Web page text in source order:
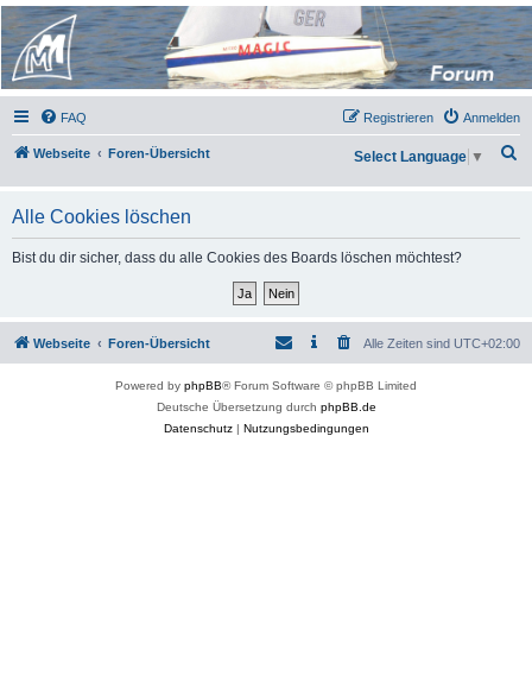
Micro Magic Forum
Deutschland
FAQ Anmelden
Registrieren
Webseite Foren-Übersicht
h
Select Language ▼
Alle Cookies löschen
Bist du dir sicher, dass du alle Cookies des Boards löschen möchtest?
Webseite Foren-Übersicht Alle Zeiten sind UTC+02:00
Powered by phpBB® Forum Software © phpBB Limited
Deutsche Übersetzung durch phpBB.de
Datenschutz| Nutzungsbedingungen